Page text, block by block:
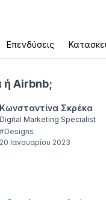
Επενδύσεις
ή Airbnb;
Κωνσταντίνα Σκρέκα
Digital Marketing Specialist
#Designs
20 Ιανουαρίου 2023